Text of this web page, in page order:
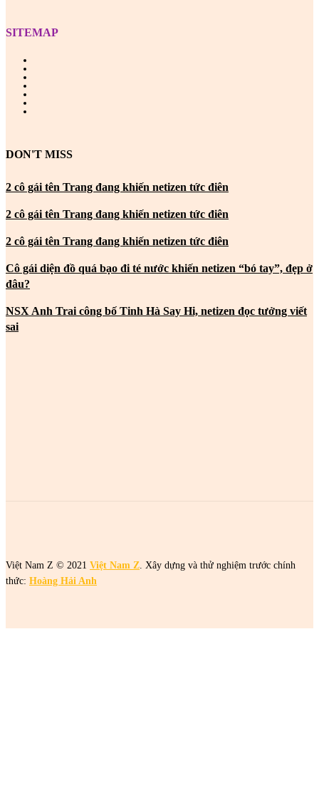
SITEMAP
DON'T MISS
2 cô gái tên Trang đang khiến netizen tức điên
2 cô gái tên Trang đang khiến netizen tức điên
2 cô gái tên Trang đang khiến netizen tức điên
Cô gái diện đồ quá bạo đi té nước khiến netizen “bó tay”, đẹp ở
đâu?
NSX Anh Trai công bố Tinh Hà Say Hi, netizen đọc tưởng viết
sai
Việt Nam Z © 2021 Việt Nam Z . Xây dựng và thử nghiệm trước chính
thức: Hoàng Hải Anh